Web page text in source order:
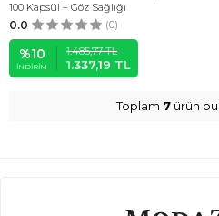
100 Kapsül – Göz Sağlığı
0.0 (0)
%10
İNDIRIM
1.485,77TL
1.337,19 TL
Toplam 7ürün